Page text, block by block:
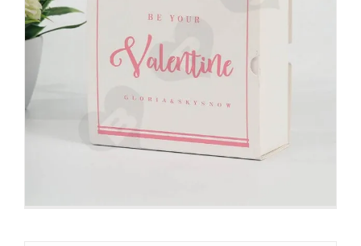
Bedrukte voedseldooshoes